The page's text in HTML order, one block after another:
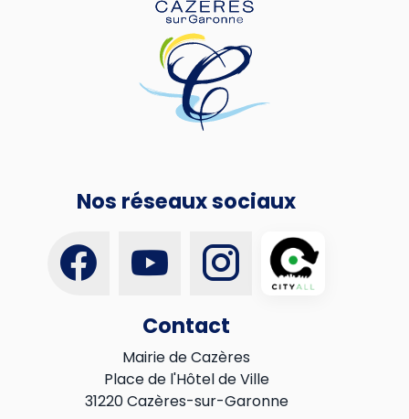
Nos réseaux sociaux
Contact
Mairie de Cazères
Place de l'Hôtel de Ville
31220 Cazères-sur-Garonne